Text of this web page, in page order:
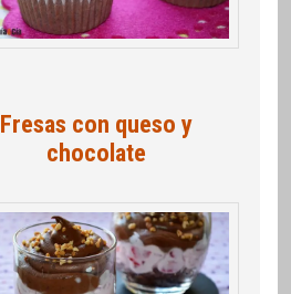
Fresas con queso y
chocolate